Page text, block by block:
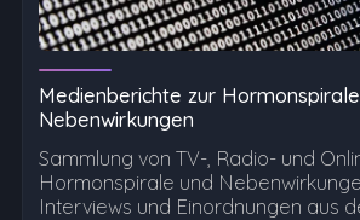
Medienberichte zur
Nebenwirkungen
Sammlung von TV-, Radio- und
Hormonspirale und
Interviews und Einordnungen aus